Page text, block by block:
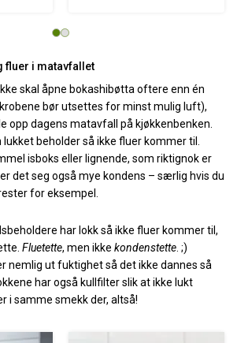
fluer i matavfallet
skal åpne bokashibøtta oftere enn én
bør utsettes for minst mulig luft),
opp dagens matavfall på kjøkkenbenken.
lukket beholder så ikke fluer kommer til.
isboks eller lignende, som riktignok er
det seg også mye kondens – særlig hvis du
for eksempel.
har lokk så ikke fluer kommer til,
Fluetette, men ikke kondenstette. ;)
nemlig ut fuktighet så det ikke dannes så
har også kullfilter slik at ikke lukt
i samme smekk der, altså!